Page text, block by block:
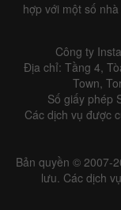
hợp với một số
Công ty
Địa chỉ: Tầng 4,
Town,
Số giấy phép
Các dịch vụ được
Bản quyền © 2007-
lưu. Các dịch